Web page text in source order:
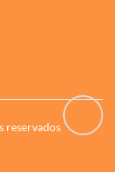
reservados